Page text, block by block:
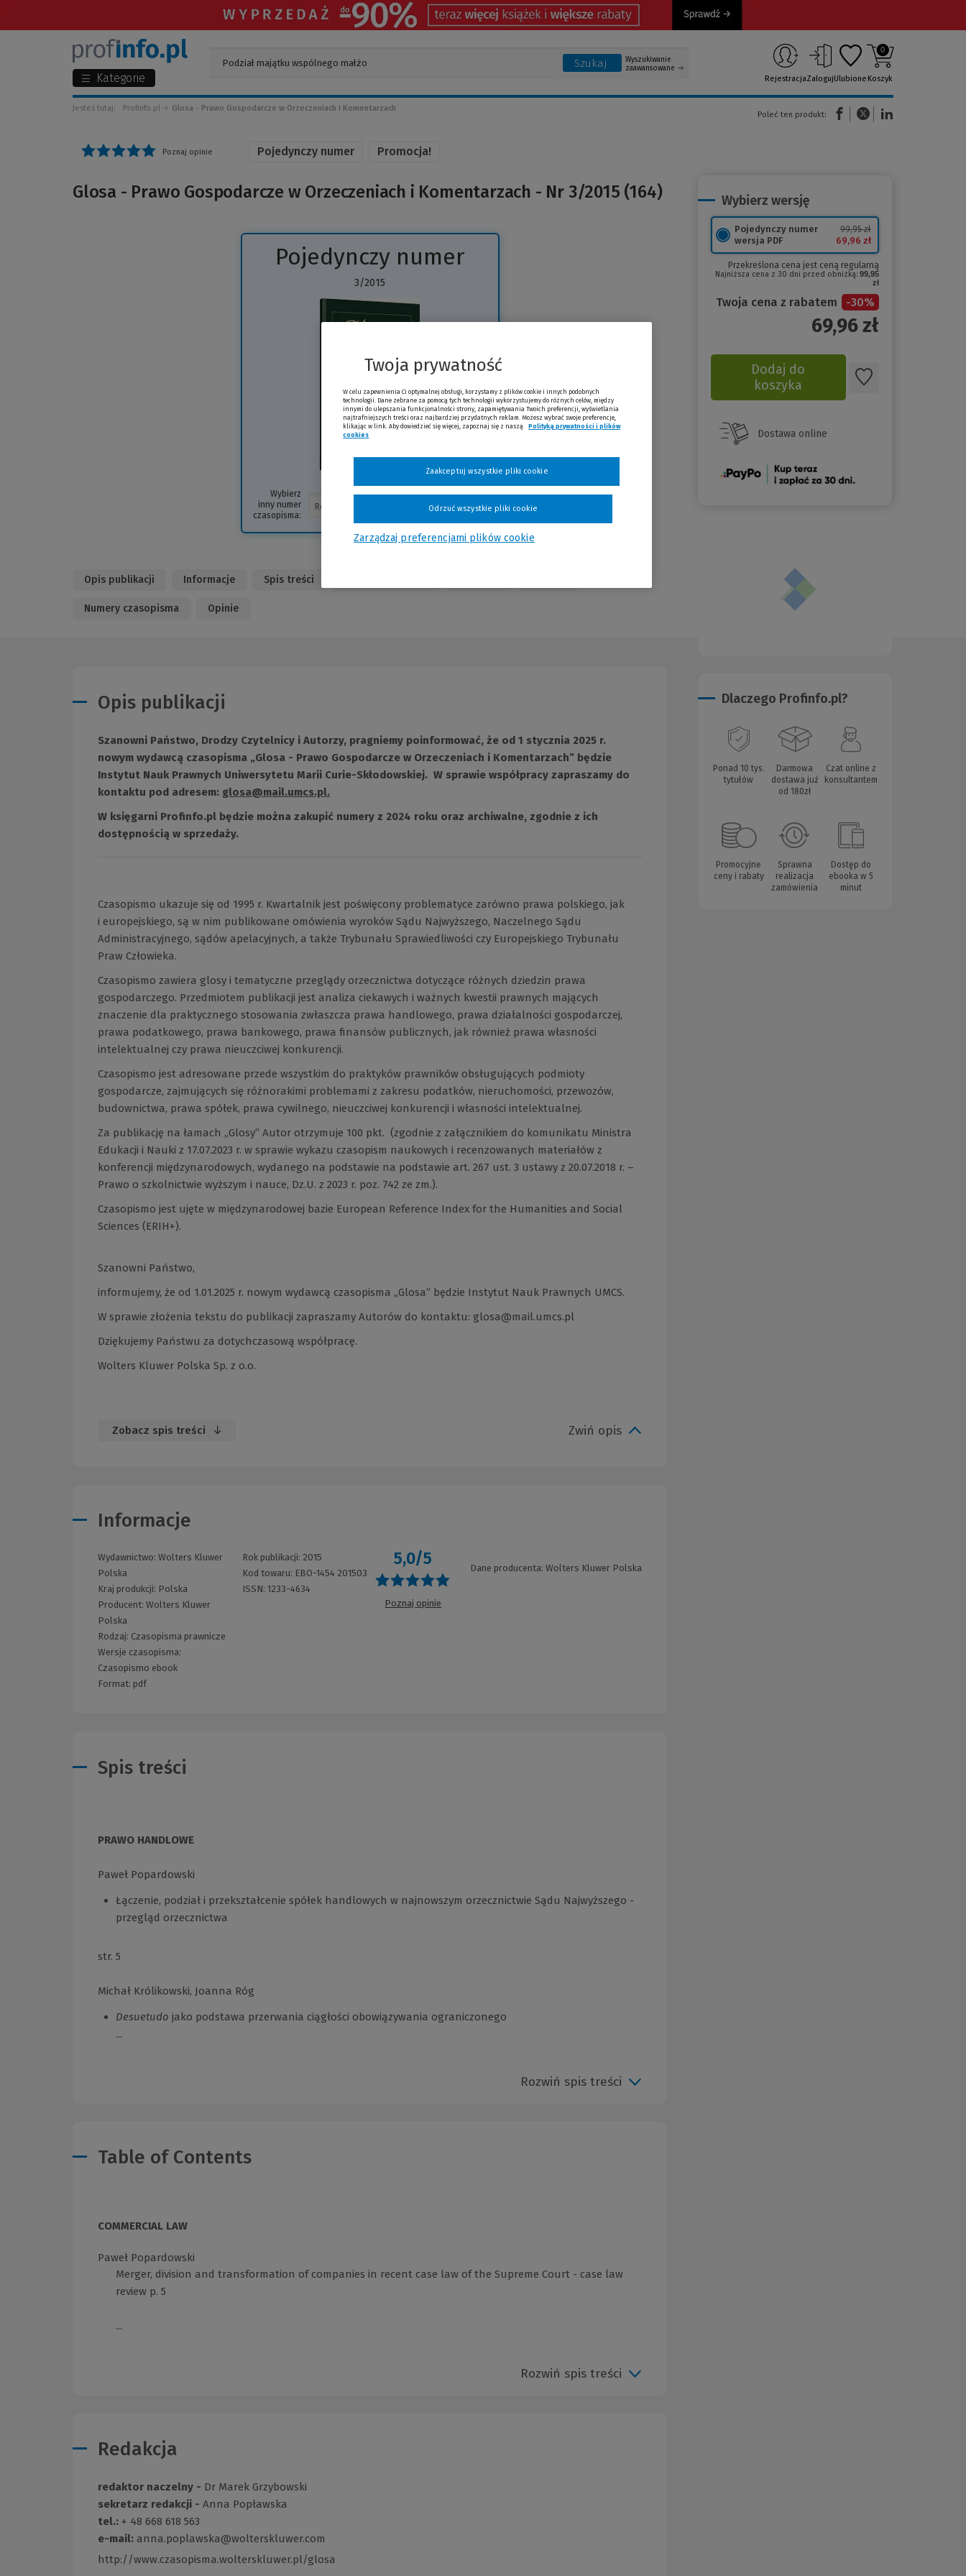
Kategorie
Szukaj
Wyszukiwanie
zaawansowane
RejestracjaZalogujUlubione
0
Koszyk
Jesteś tutaj: Profinfo.pl Glosa - Prawo Gospodarcze w Orzeczeniach i Komentarzach
Poleć ten produkt:
(Nowe okno)(Link do innej strony)
Poznaj opinie Pojedynczy numer Promocja!
Glosa - Prawo Gospodarcze w Orzeczeniach i Komentarzach - Nr 3/2015 (164)
Pojedynczy numer
3/2015
Wybierz
inny numer
czasopisma:
Opis publikacji Informacje Spis treści
Numery czasopisma Opinie
Opis publikacji
Szanowni Państwo, Drodzy Czytelnicy i Autorzy, pragniemy poinformować, że od 1 stycznia 2025 r.
nowym wydawcą czasopisma „Glosa - Prawo Gospodarcze w Orzeczeniach i Komentarzach” będzie
Instytut Nauk Prawnych Uniwersytetu Marii Curie-Skłodowskiej. W sprawie współpracy zapraszamy do
kontaktu pod adresem: glosa@mail.umcs.pl.
W księgarni Profinfo.pl będzie można zakupić numery z 2024 roku oraz archiwalne, zgodnie z ich
dostępnością w sprzedaży.
Czasopismo ukazuje się od 1995 r. Kwartalnik jest poświęcony problematyce zarówno prawa polskiego, jak
i europejskiego, są w nim publikowane omówienia wyroków Sądu Najwyższego, Naczelnego Sądu
Administracyjnego, sądów apelacyjnych, a także Trybunału Sprawiedliwości czy Europejskiego Trybunału
Praw Człowieka.
Czasopismo zawiera glosy i tematyczne przeglądy orzecznictwa dotyczące różnych dziedzin prawa
gospodarczego. Przedmiotem publikacji jest analiza ciekawych i ważnych kwestii prawnych mających
znaczenie dla praktycznego stosowania zwłaszcza prawa handlowego, prawa działalności gospodarczej,
prawa podatkowego, prawa bankowego, prawa finansów publicznych, jak również prawa własności
intelektualnej czy prawa nieuczciwej konkurencji.
Czasopismo jest adresowane przede wszystkim do praktyków prawników obsługujących podmioty
gospodarcze, zajmujących się różnorakimi problemami z zakresu podatków, nieruchomości, przewozów,
budownictwa, prawa spółek, prawa cywilnego, nieuczciwej konkurencji i własności intelektualnej.
Za publikację na łamach „Glosy” Autor otrzymuje 100 pkt. (zgodnie z załącznikiem do komunikatu Ministra
Edukacji i Nauki z 17.07.2023 r. w sprawie wykazu czasopism naukowych i recenzowanych materiałów z
konferencji międzynarodowych, wydanego na podstawie na podstawie art. 267 ust. 3 ustawy z 20.07.2018 r. –
Prawo o szkolnictwie wyższym i nauce, Dz.U. z 2023 r. poz. 742 ze zm.).
Czasopismo jest ujęte w międzynarodowej bazie European Reference Index for the Humanities and Social
Sciences (ERIH+).
Szanowni Państwo,
informujemy, że od 1.01.2025 r. nowym wydawcą czasopisma „Glosa” będzie Instytut Nauk Prawnych UMCS.
W sprawie złożenia tekstu do publikacji zapraszamy Autorów do kontaktu: glosa@mail.umcs.pl
Dziękujemy Państwu za dotychczasową współpracę.
Wolters Kluwer Polska Sp. z o.o.
Zobacz spis treści Zwiń opis
Informacje
Wydawnictwo: Wolters Kluwer
Polska
Kraj produkcji: Polska
Producent: Wolters Kluwer
Polska
Rodzaj: Czasopisma prawnicze
Wersje czasopisma:
Czasopismo ebook
Format: pdf
Rok publikacji: 2015
Kod towaru: EBO-1454 201503
ISSN: 1233-4634
5,0/5
Poznaj opinie
Dane producenta: Wolters Kluwer Polska
Spis treści
PRAWO HANDLOWE
Paweł Popardowski
Łączenie, podział i przekształcenie spółek handlowych w najnowszym orzecznictwie Sądu Najwyższego -
przegląd orzecznictwa
str. 5
Michał Królikowski, Joanna Róg
Desuetudo jako podstawa przerwania ciągłości obowiązywania ograniczonego
...
Rozwiń spis treści
Table of Contents
COMMERCIAL LAW
Paweł Popardowski
Merger, division and transformation of companies in recent case law of the Supreme Court - case law
review p. 5
...
Rozwiń spis treści
Redakcja
redaktor naczelny - Dr Marek Grzybowski
sekretarz redakcji - Anna Popławska
tel.: + 48 668 618 563
e-mail: anna.poplawska@wolterskluwer.com
http://www.czasopisma.wolterskluwer.pl/glosa
Wybierz wersję
Pojedynczy numer
wersja PDF
99,95 zł
69,96 zł
Przekreślona cena jest ceną regularną
Najniższa cena z 30 dni przed obniżką: 99,95
zł
Twoja cena z rabatem -30%
69,96zł
Dodaj do
koszyka
Dostawa online
(Nowe
Dlaczego Profinfo.pl?
Ponad 10 tys.
tytułów
Darmowa
dostawa już
od 180zł
Czat online z
konsultantem
Promocyjne
ceny i rabaty
Sprawna
realizacja
zamówienia
Dostęp do
ebooka w 5
minut
Twoja prywatność
W celu zapewnienia Ci optymalnej obsługi, korzystamy z plików cookie i innych podobnych
technologii. Dane zebrane za pomocą tych technologii wykorzystujemy do różnych celów, między
innymi do ulepszania funkcjonalności strony, zapamiętywania Twoich preferencji, wyświetlania
najtrafniejszych treści oraz najbardziej przydatnych reklam. Możesz wybrać swoje preferencje,
klikając w link. Aby dowiedzieć się więcej, zapoznaj się z naszą
Polityką prywatności i plików
cookies
Zarządzaj preferencjami plików cookie
Odrzuć wszystkie pliki cookie
Zaakceptuj wszystkie pliki cookie